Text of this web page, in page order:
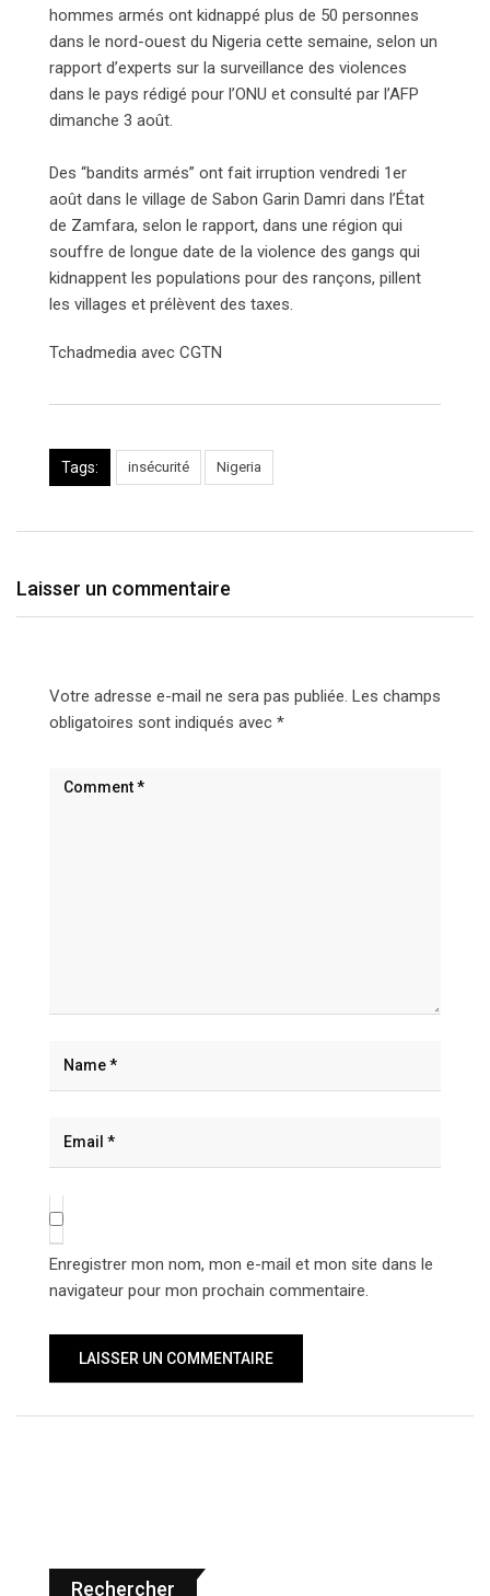
hommes armés ont kidnappé plus de 50 personnes
dans le nord-ouest du Nigeria cette semaine, selon un
rapport d’experts sur la surveillance des violences
dans le pays rédigé pour l’ONU et consulté par l’AFP
dimanche 3 août.
Des “bandits armés” ont fait irruption vendredi 1er
août dans le village de Sabon Garin Damri dans l’État
de Zamfara, selon le rapport, dans une région qui
souffre de longue date de la violence des gangs qui
kidnappent les populations pour des rançons, pillent
les villages et prélèvent des taxes.
Tchadmedia avec CGTN
Tags: insécurité Nigeria
Laisser un commentaire
Votre adresse e-mail ne sera pas publiée. Les champs
obligatoires sont indiqués avec *
Enregistrer mon nom, mon e-mail et mon site dans le
navigateur pour mon prochain commentaire.
Rechercher